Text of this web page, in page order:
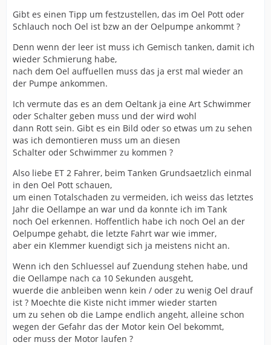
Gibt es einen Tipp um festzustellen, das im Oel Pott oder
Schlauch noch Oel ist bzw an der Oelpumpe ankommt ?
Denn wenn der leer ist muss ich Gemisch tanken, damit ich
wieder Schmierung habe,
nach dem Oel auffuellen muss das ja erst mal wieder an
der Pumpe ankommen.
Ich vermute das es an dem Oeltank ja eine Art Schwimmer
oder Schalter geben muss und der wird wohl
dann Rott sein. Gibt es ein Bild oder so etwas um zu sehen
was ich demontieren muss um an diesen
Schalter oder Schwimmer zu kommen ?
Also liebe ET 2 Fahrer, beim Tanken Grundsaetzlich einmal
in den Oel Pott schauen,
um einen Totalschaden zu vermeiden, ich weiss das letztes
Jahr die Oellampe an war und da konnte ich im Tank
noch Oel erkennen. Hoffentlich habe ich noch Oel an der
Oelpumpe gehabt, die letzte Fahrt war wie immer,
aber ein Klemmer kuendigt sich ja meistens nicht an.
Wenn ich den Schluessel auf Zuendung stehen habe, und
die Oellampe nach ca 10 Sekunden ausgeht,
wuerde die anbleiben wenn kein / oder zu wenig Oel drauf
ist ? Moechte die Kiste nicht immer wieder starten
um zu sehen ob die Lampe endlich angeht, alleine schon
wegen der Gefahr das der Motor kein Oel bekommt,
oder muss der Motor laufen ?